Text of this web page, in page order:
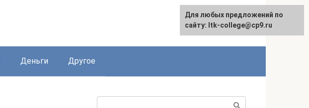
Деньги Другое
Для любых предложений по
сайту: ltk-college@cp9.ru